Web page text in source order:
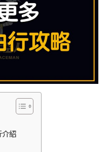
介紹